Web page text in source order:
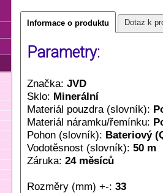
Informace o produktu Dotaz k
Parametry:
Značka: JVD
Sklo: Minerální
Materiál pouzdra (slovník):
Materiál náramku/řemínku:
Pohon (slovník): Bateriový
Vodotěsnost (slovník): 50 m
Záruka: 24 měsíců
Rozměry (mm) +-: 33